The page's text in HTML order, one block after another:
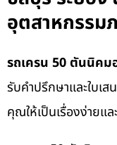
อุตสาหกรรม
รถเครน 50 ตันนิคม
รับคำปรึกษาและใบเ
คุณให้เป็นเรื่องง่ายแ